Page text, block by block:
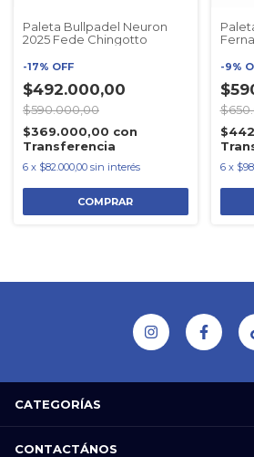
Paleta Bullpadel Neuron
2025 Fede Chingotto
-17% OFF
$492.000,00
$590.000,00
$369.000,00 con
Transferencia
6 x $82.000,00 sin interés
-9%
6 x
CATEGORÍAS
CONTACTÁNOS